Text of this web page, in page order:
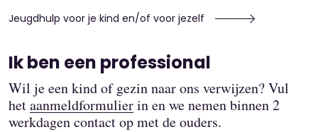
Jeugdhulp voor je kind en/of voor jezelf
Ik ben een professional
Wil je een kind of gezin naar ons verwijzen? Vul
hetaanmeldformulierin en we nemen binnen 2
werkdagen contact op met de ouders.